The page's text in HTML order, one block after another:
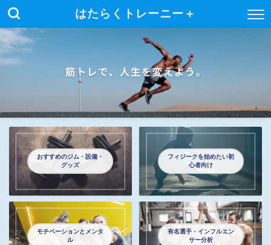
はたらくトレーニー＋
おすすめのジム・設備・
グッズ
フィジークを始めたい初
心者向け
モチベーションとメンタ
ル
有名選手・インフルエン
サー分析